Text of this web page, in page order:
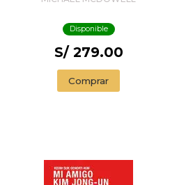
Disponible
S/ 279.00
Comprar